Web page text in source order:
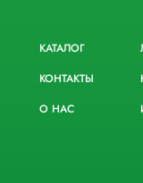
КАТАЛОГ
КОНТАКТЫ
О НАС